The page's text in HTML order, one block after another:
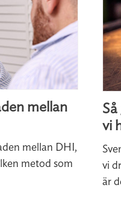
mellan
mellan DHI,
metod som
vi
vi
är